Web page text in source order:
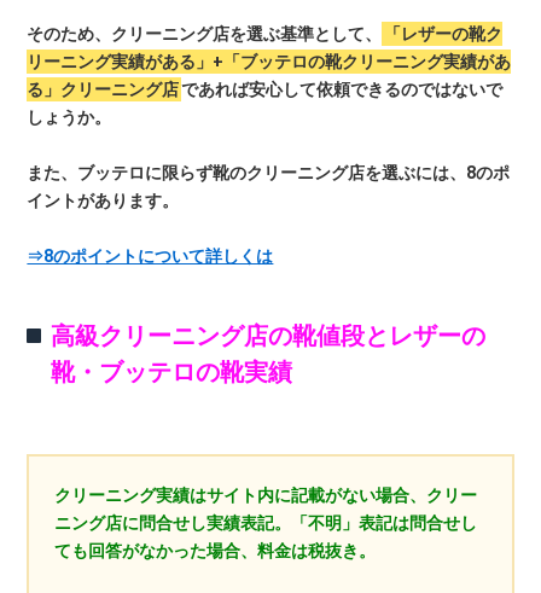
そのため、クリーニング店を選ぶ基準として、
「レザーの靴ク
リーニング実績がある」+「ブッテロの靴クリーニング実績があ
る」クリーニング店であれば安心して依頼できるのではないで
しょうか。
また、ブッテロに限らず靴のクリーニング店を選ぶには、8のポ
イントがあります。
⇒8のポイントについて詳しくは
高級クリーニング店の靴値段とレザーの
靴・ブッテロの靴実績
クリーニング実績はサイト内に記載がない場合、クリー
ニング店に問合せし実績表記。「不明」表記は問合せし
ても回答がなかった場合、料金は税抜き。